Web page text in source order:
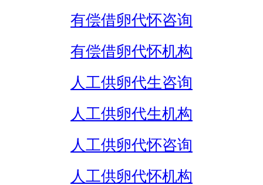
有偿借卵代怀咨询
有偿借卵代怀机构
人工供卵代生咨询
人工供卵代生机构
人工供卵代怀咨询
人工供卵代怀机构